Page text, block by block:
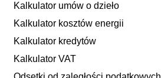
Kalkulator umów o dzieło
Kalkulator kosztów energii
Kalkulator kredytów
Kalkulator VAT